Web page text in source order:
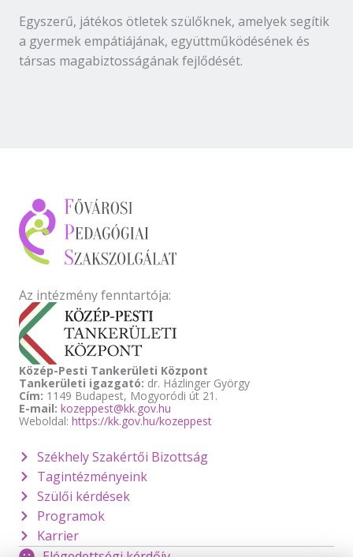
Egyszerű, játékos ötletek szülőknek, amelyek segítik
a gyermek empátiájának, együttműködésének és
társas magabiztosságának fejlődését.
Az intézmény fenntartója:
Közép-Pesti Tankerületi Központ
Tankerületi igazgató: dr. Házlinger György
Cím: 1149 Budapest, Mogyoródi út 21.
E-mail: kozeppest@kk.gov.hu
Weboldal: https://kk.gov.hu/kozeppest
Székhely Szakértői Bizottság
Tagintézményeink
Szülői kérdések
Programok
Karrier